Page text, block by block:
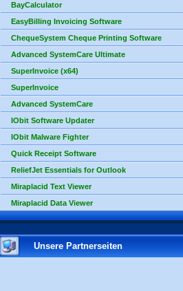
BayCalculator
EasyBilling Invoicing Software
ChequeSystem Cheque Printing Software
Advanced SystemCare Ultimate
SuperInvoice (x64)
SuperInvoice
Advanced SystemCare
IObit Software Updater
IObit Malware Fighter
Quick Receipt Software
ReliefJet Essentials for Outlook
Miraplacid Text Viewer
Miraplacid Data Viewer
Unsere Partnerseiten